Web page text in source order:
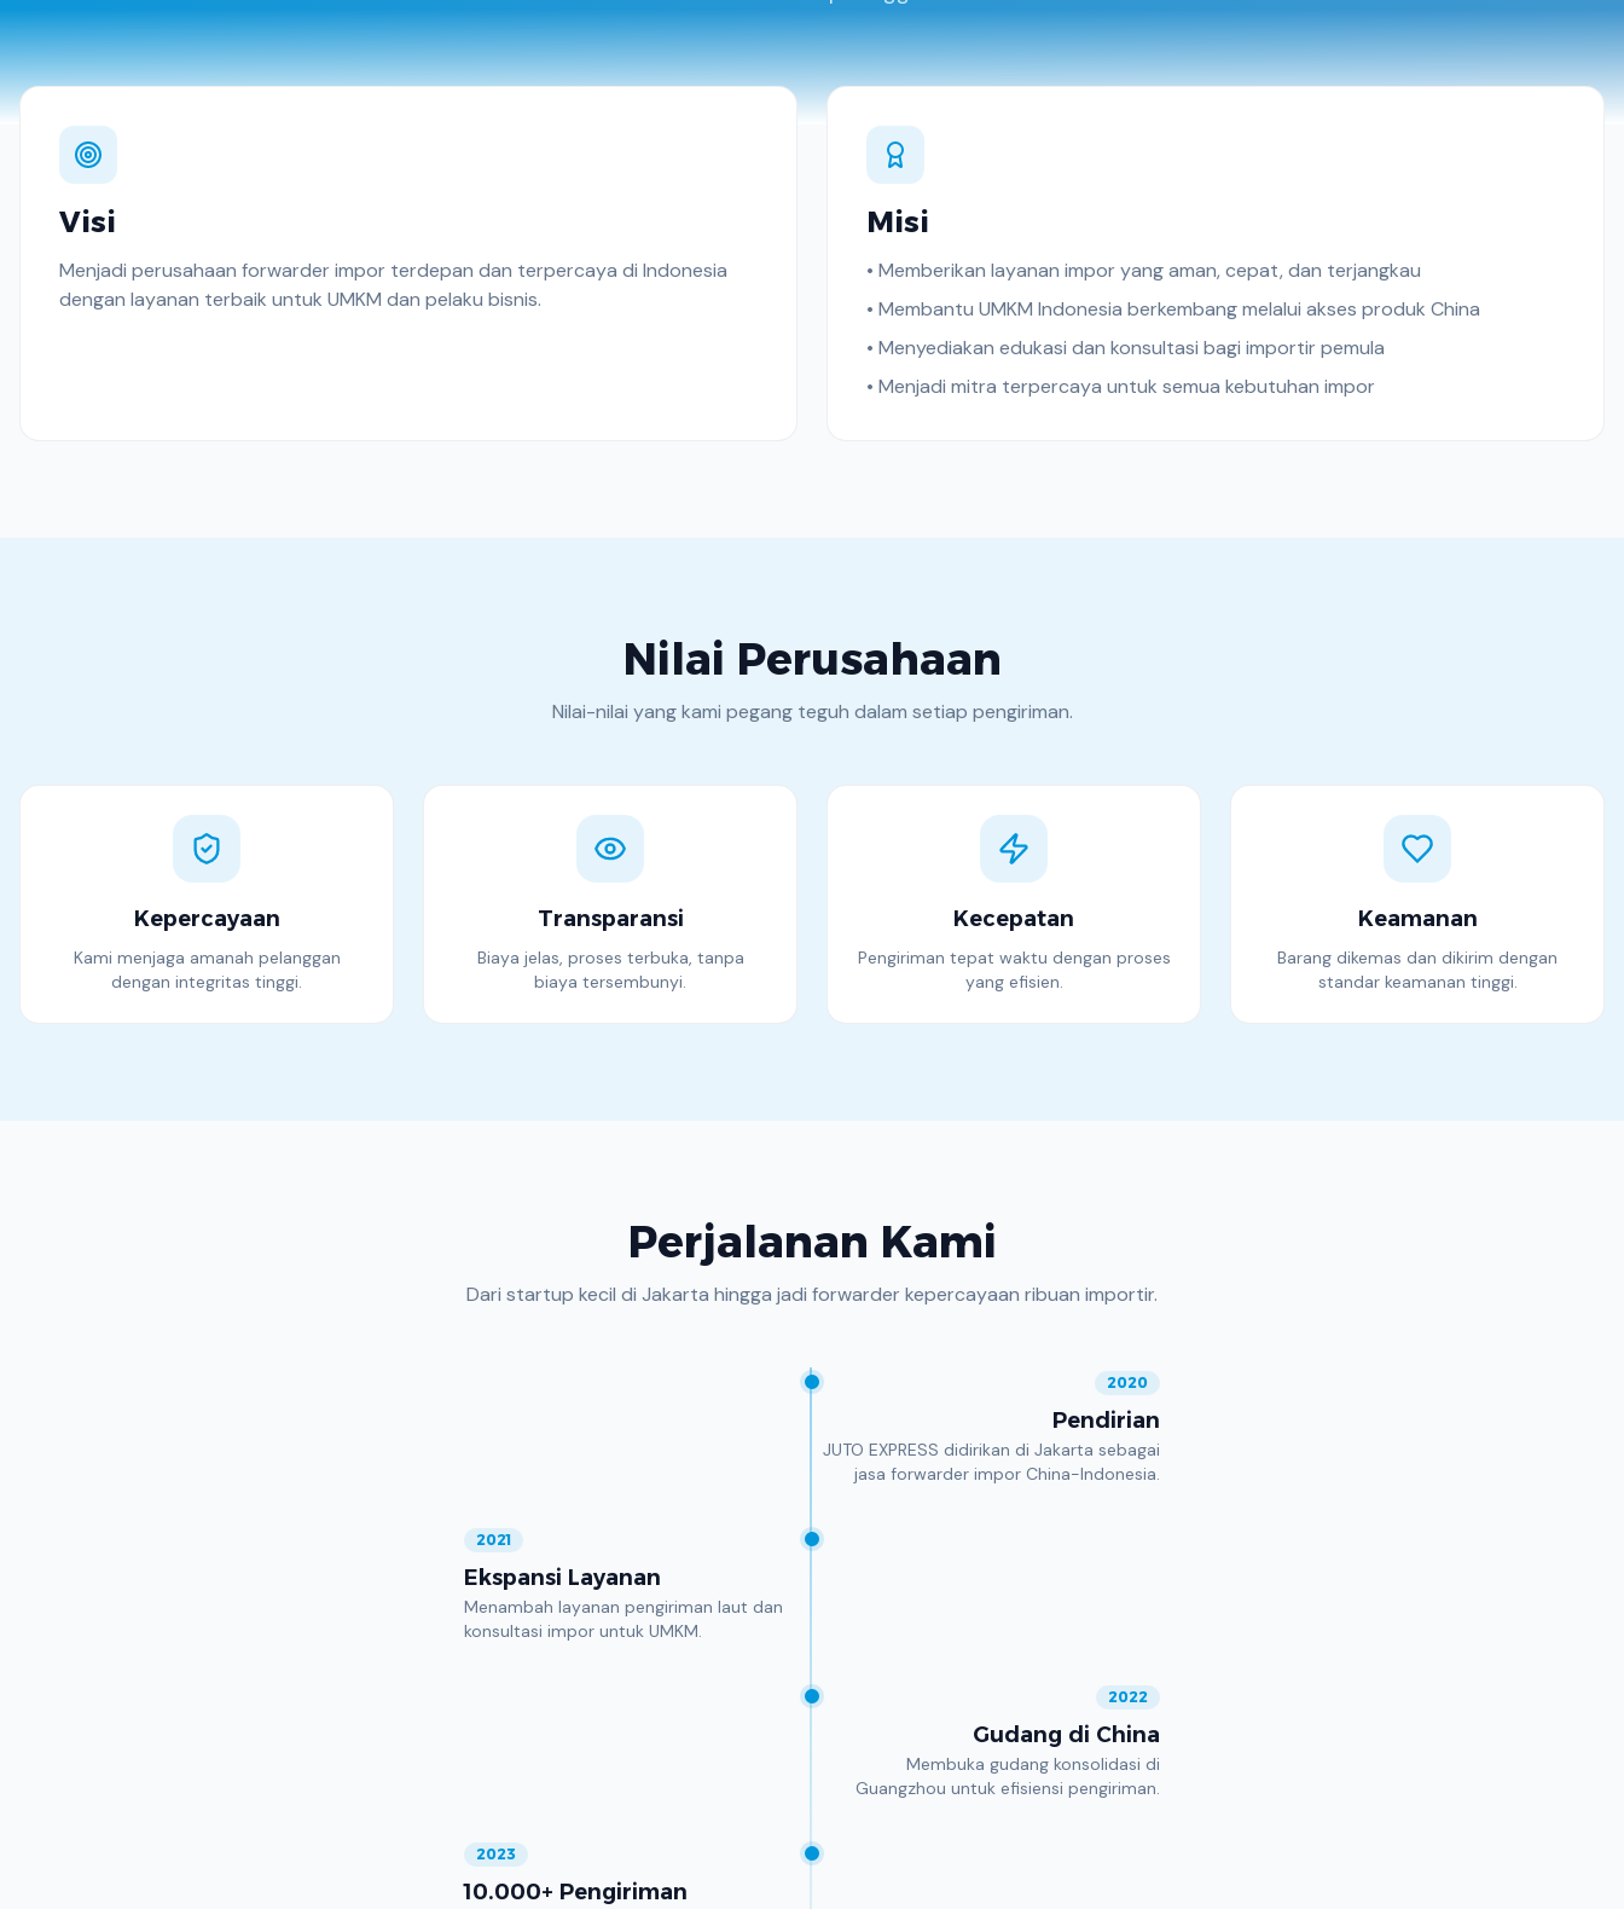
Visi
Menjadi perusahaan forwarder impor terdepan dan terpercaya di Indonesia
dengan layanan terbaik untuk UMKM dan pelaku bisnis.
Misi
• Memberikan layanan impor yang aman, cepat, dan terjangkau
• Membantu UMKM Indonesia berkembang melalui akses produk China
• Menyediakan edukasi dan konsultasi bagi importir pemula
• Menjadi mitra terpercaya untuk semua kebutuhan impor
Nilai Perusahaan
Nilai-nilai yang kami pegang teguh dalam setiap pengiriman.
Kepercayaan
Kami menjaga amanah pelanggan
dengan integritas tinggi.
Transparansi
Biaya jelas, proses terbuka, tanpa
biaya tersembunyi.
Kecepatan
Pengiriman tepat waktu dengan proses
yang efisien.
Keamanan
Barang dikemas dan dikirim dengan
standar keamanan tinggi.
Perjalanan Kami
Dari startup kecil di Jakarta hingga jadi forwarder kepercayaan ribuan importir.
2020
Pendirian
JUTO EXPRESS didirikan di Jakarta sebagai
jasa forwarder impor China-Indonesia.
2021
Ekspansi Layanan
Menambah layanan pengiriman laut dan
konsultasi impor untuk UMKM.
2022
Gudang di China
Membuka gudang konsolidasi di
Guangzhou untuk efisiensi pengiriman.
2023
10.000+ Pengiriman